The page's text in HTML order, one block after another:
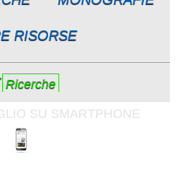
RISORSE
Ricerche
SU SMARTPHONE